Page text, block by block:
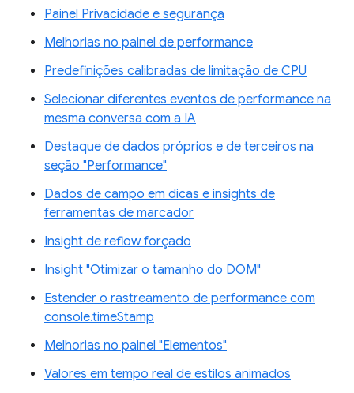
Painel Privacidade e segurança
Melhorias no painel de performance
Predefinições calibradas de limitação de CPU
Selecionar diferentes eventos de performance na
mesma conversa com a IA
Destaque de dados próprios e de terceiros na
seção "Performance"
Dados de campo em dicas e insights de
ferramentas de marcador
Insight de reflow forçado
Insight "Otimizar o tamanho do DOM"
Estender o rastreamento de performance com
console.timeStamp
Melhorias no painel "Elementos"
Valores em tempo real de estilos animados